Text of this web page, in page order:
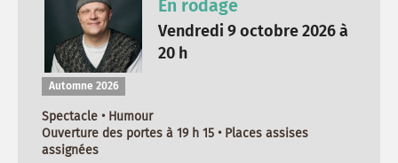
En rodage
Vendredi 9 octobre 2026 à
20 h
Automne 2026
Spectacle • Humour
Ouverture des portes à 19 h 15 • Places assises
assignées